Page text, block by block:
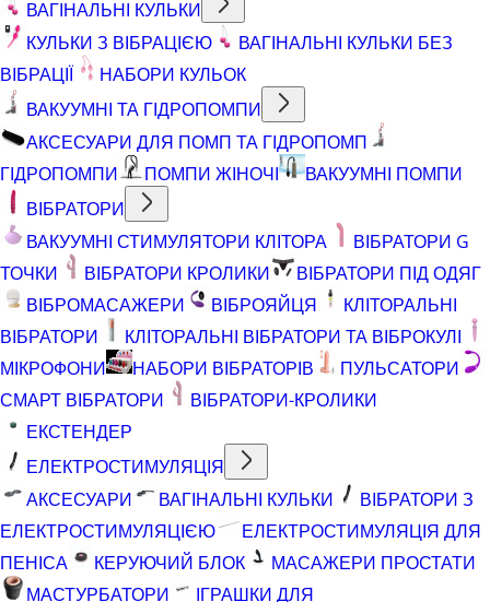
ВАГІНАЛЬНІ КУЛЬКИ
КУЛЬКИ З ВІБРАЦІЄЮ
ВАГІНАЛЬНІ КУЛЬКИ БЕЗ
ВІБРАЦІЇ
НАБОРИ КУЛЬОК
ВАКУУМНІ ТА ГІДРОПОМПИ
АКСЕСУАРИ ДЛЯ ПОМП ТА ГІДРОПОМП
ГІДРОПОМПИ
ПОМПИ ЖІНОЧІ
ВАКУУМНІ ПОМПИ
ВІБРАТОРИ
ВАКУУМНІ СТИМУЛЯТОРИ КЛІТОРА
ВІБРАТОРИ G
ТОЧКИ
ВІБРАТОРИ КРОЛИКИ
ВІБРАТОРИ ПІД ОДЯГ
ВІБРОМАСАЖЕРИ
ВІБРОЯЙЦЯ
КЛІТОРАЛЬНІ
ВІБРАТОРИ
КЛІТОРАЛЬНІ ВІБРАТОРИ ТА ВІБРОКУЛІ
МІКРОФОНИ
НАБОРИ ВІБРАТОРІВ
ПУЛЬСАТОРИ
СМАРТ ВІБРАТОРИ
ВІБРАТОРИ-КРОЛИКИ
ЕКСТЕНДЕР
ЕЛЕКТРОСТИМУЛЯЦІЯ
АКСЕСУАРИ
ВАГІНАЛЬНІ КУЛЬКИ
ВІБРАТОРИ З
ЕЛЕКТРОСТИМУЛЯЦІЄЮ
ЕЛЕКТРОСТИМУЛЯЦІЯ ДЛЯ
ПЕНІСА
КЕРУЮЧИЙ БЛОК
МАСАЖЕРИ ПРОСТАТИ
МАСТУРБАТОРИ
ІГРАШКИ ДЛЯ